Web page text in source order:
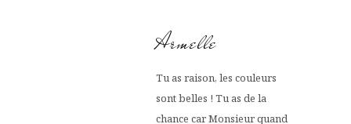
Armelle
Tu as raison, les couleurs
sont belles ! Tu as de la
chance car Monsieur quand